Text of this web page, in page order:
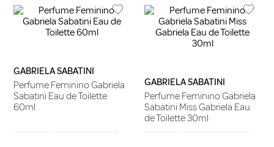
GABRIELA SABATINI
Perfume Feminino Gabriela
Sabatini Eau de Toilette
60ml
GABRIELA SABATINI
Perfume Feminino Gabriela
Sabatini Miss Gabriela Eau
de Toilette 30ml